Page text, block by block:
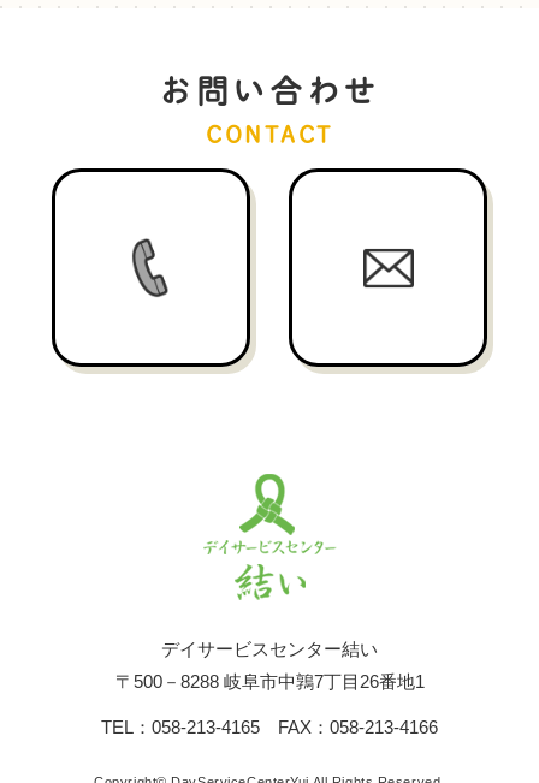
お問い合わせ
CONTACT
デイサービスセンター結い
〒500－8288 岐阜市中鶉7丁目26番地1
TEL：058-213-4165 FAX：058-213-4166